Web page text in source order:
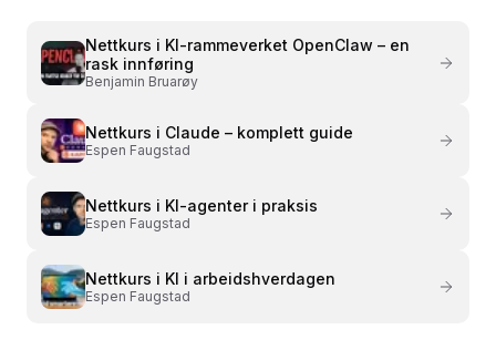
Nettkurs i KI-rammeverket OpenClaw – en
rask innføring
Benjamin Bruarøy
Nettkurs i Claude – komplett guide
Espen Faugstad
Nettkurs i KI-agenter i praksis
Espen Faugstad
Nettkurs i KI i arbeidshverdagen
Espen Faugstad